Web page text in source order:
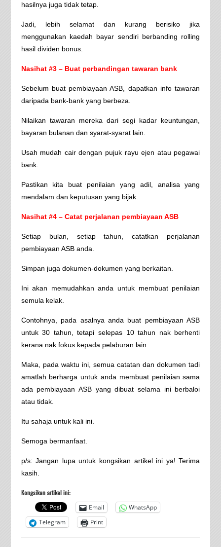
hasilnya juga tidak tetap.
Jadi, lebih selamat dan kurang berisiko jika
menggunakan kaedah bayar sendiri berbanding rolling
hasil dividen bonus.
Nasihat #3 – Buat perbandingan tawaran bank
Sebelum buat pembiayaan ASB, dapatkan info tawaran
daripada bank-bank yang berbeza.
Nilaikan tawaran mereka dari segi kadar keuntungan,
bayaran bulanan dan syarat-syarat lain.
Usah mudah cair dengan pujuk rayu ejen atau pegawai
bank.
Pastikan kita buat penilaian yang adil, analisa yang
mendalam dan keputusan yang bijak.
Nasihat #4 – Catat perjalanan pembiayaan ASB
Setiap bulan, setiap tahun, catatkan perjalanan
pembiayaan ASB anda.
Simpan juga dokumen-dokumen yang berkaitan.
Ini akan memudahkan anda untuk membuat penilaian
semula kelak.
Contohnya, pada asalnya anda buat pembiayaan ASB
untuk 30 tahun, tetapi selepas 10 tahun nak berhenti
kerana nak fokus kepada pelaburan lain.
Maka, pada waktu ini, semua catatan dan dokumen tadi
amatlah berharga untuk anda membuat penilaian sama
ada pembiayaan ASB yang dibuat selama ini berbaloi
atau tidak.
Itu sahaja untuk kali ini.
Semoga bermanfaat.
p/s: Jangan lupa untuk kongsikan artikel ini ya! Terima
kasih.
Kongsikan artikel ini:
Email
WhatsApp
Telegram
Print